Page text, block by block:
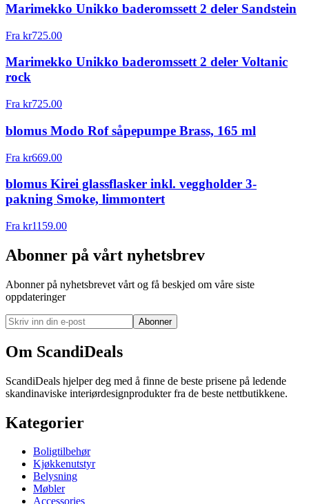
Marimekko Unikko baderomssett 2 deler Sandstein
Fra kr725.00
Marimekko Unikko baderomssett 2 deler Voltanic
rock
Fra kr725.00
blomus Modo Rof såpepumpe Brass, 165 ml
Fra kr669.00
blomus Kirei glassflasker inkl. veggholder 3-
pakning Smoke, limmontert
Fra kr1159.00
Abonner på vårt nyhetsbrev
Abonner på nyhetsbrevet vårt og få beskjed om våre siste
oppdateringer
Abonner
Om ScandiDeals
ScandiDeals hjelper deg med å finne de beste prisene på ledende
skandinaviske interiørdesignprodukter fra de beste nettbutikkene.
Kategorier
Boligtilbehør
Kjøkkenutstyr
Belysning
Møbler
Accessories